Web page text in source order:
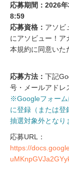
応募期間：2026
8:59
応募資格： アソビ
にアソビュー！ア
本規約に同意いた
応募方法： 下記
号・メールアドレ
※Googleフォーム
に登録（または登
抽選対象外となり
応募URL：
https://